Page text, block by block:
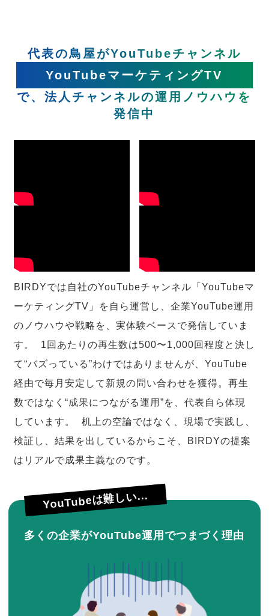
代表の鳥屋がYouTubeチャンネル
YouTubeマーケティングTV
で、法人チャンネルの運用ノウハウを
発信中
BIRDYでは自社のYouTubeチャンネル「YouTubeマ
ーケティングTV」を自ら運営し、企業YouTube運用
のノウハウや戦略を、実体験ベースで発信していま
す。 1回あたりの再生数は500〜1,000回程度と決し
て“バズっている”わけではありませんが、YouTube
経由で毎月安定して新規の問い合わせを獲得。再生
数ではなく“成果につながる運用”を、代表自ら体現
しています。 机上の空論ではなく、現場で実践し、
検証し、結果を出しているからこそ、BIRDYの提案
はリアルで成果主義なのです。
YouTubeは難しい...
多くの企業がYouTube運用でつまづく理由